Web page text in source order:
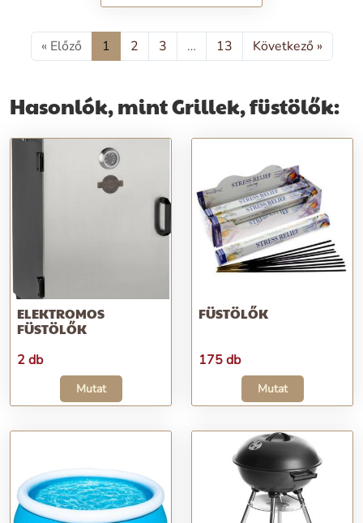
szűkítő szelep
« Előző 1 2 3 … 13 Következő »
Hasonlók, mint Grillek, füstölők:
ELEKTROMOS
FÜSTÖLŐK
2 db
Mutat
FÜSTÖLŐK
175 db
Mutat